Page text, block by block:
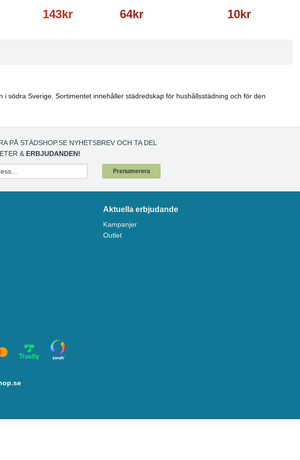
143kr 64kr 10kr
södra Sverige. Sortimentet innehåller städredskap för hushållsstädning och för den
PÅ STÄDSHOP.SE NYHETSBREV OCH TA DEL
& ERBJUDANDEN!
Prenumerera
Aktuella erbjudande
Kampanjer
Outlet